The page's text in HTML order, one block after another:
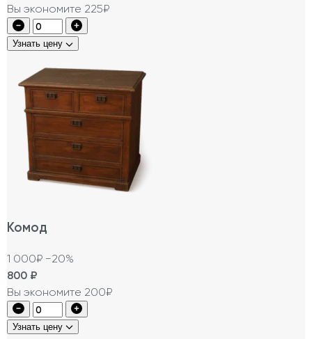
Вы экономите 225₽
Узнать цену
Комод
1 000₽ −20%
800 ₽
Вы экономите 200₽
Узнать цену